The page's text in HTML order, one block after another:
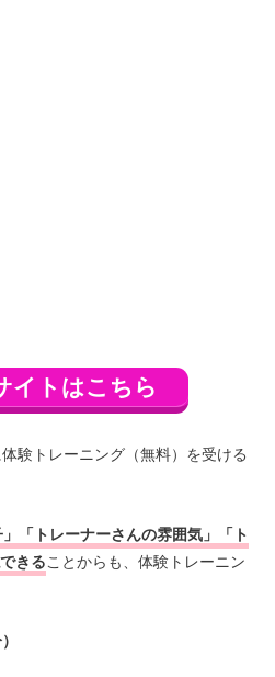
イトはこちら
験トレーニング（無料）を受ける
「トレーナーさんの雰囲気」「ト
きることからも、体験トレーニン